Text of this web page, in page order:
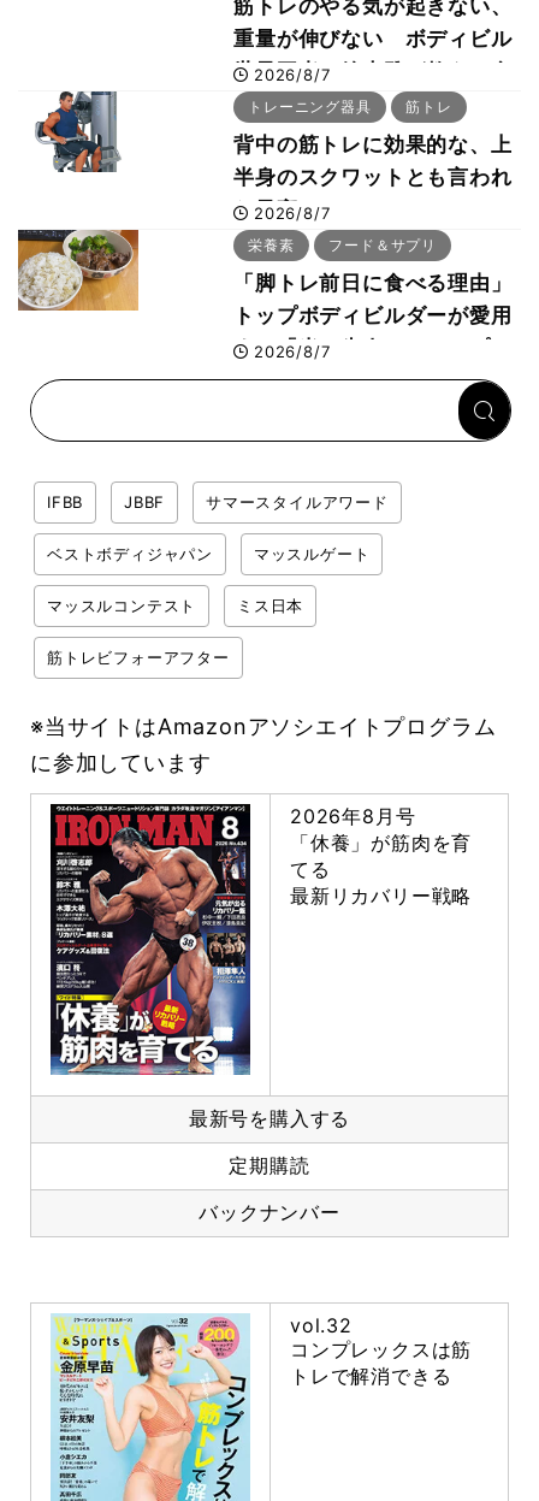
筋トレのやる気が起きない、
重量が伸びない ボディビル
世界王者・鈴木雅が教える食
事・睡眠・呼吸の整え方
2026/8/7
トレーニング器具 筋トレ
背中の筋トレに効果的な、上
半身のスクワットとも言われ
た最高マシン“ノーチラス・
プルオーバーマシン”とは？
2026/8/7
栄養素 フード＆サプリ
「脚トレ前日に食べる理由」
トップボディビルダーが愛用
する「米＋牛肉」のシンプル
回復メシとは？
2026/8/7
IFBB JBBF サマースタイルアワード
ベストボディジャパン マッスルゲート
マッスルコンテスト ミス日本
筋トレビフォーアフター
※当サイトはAmazonアソシエイトプログラム
に参加しています
2026年8月号
「休養」が筋肉を育
てる
最新リカバリー戦略
最新号を購入する
定期購読
バックナンバー
vol.32
コンプレックスは筋
トレで解消できる